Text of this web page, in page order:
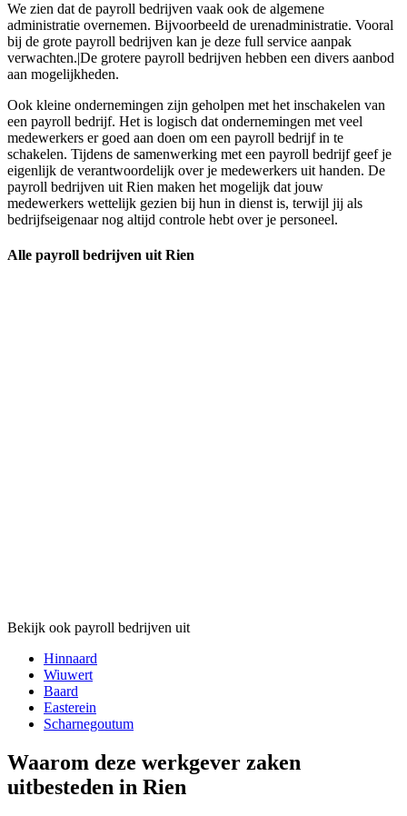
We zien dat de payroll bedrijven vaak ook de algemene
administratie overnemen. Bijvoorbeeld de urenadministratie. Vooral
bij de grote payroll bedrijven kan je deze full service aanpak
verwachten.|De grotere payroll bedrijven hebben een divers aanbod
aan mogelijkheden.
Ook kleine ondernemingen zijn geholpen met het inschakelen van
een payroll bedrijf. Het is logisch dat ondernemingen met veel
medewerkers er goed aan doen om een payroll bedrijf in te
schakelen. Tijdens de samenwerking met een payroll bedrijf geef je
eigenlijk de verantwoordelijk over je medewerkers uit handen. De
payroll bedrijven uit Rien maken het mogelijk dat jouw
medewerkers wettelijk gezien bij hun in dienst is, terwijl jij als
bedrijfseigenaar nog altijd controle hebt over je personeel.
Alle payroll bedrijven uit Rien
Bekijk ook payroll bedrijven uit
Hinnaard
Wiuwert
Baard
Easterein
Scharnegoutum
Waarom deze werkgever zaken
uitbesteden in Rien